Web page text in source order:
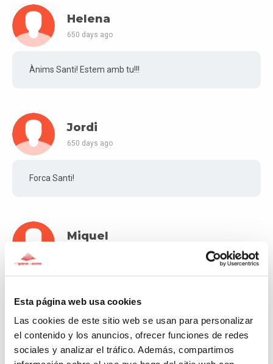
Esta página web usa cookies
Las cookies de este sitio web se usan para personalizar
el contenido y los anuncios, ofrecer funciones de redes
sociales y analizar el tráfico. Además, compartimos
Helena
650 days ago
Ànims Santi! Estem amb tu!!!
Jordi
650 days ago
Forca Santi!
Miquel
Anna
650 days ago